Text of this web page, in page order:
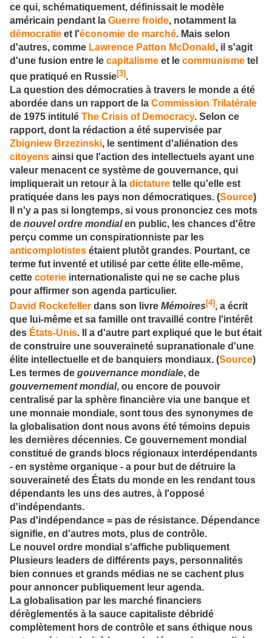
ce qui, schématiquement, définissait le modèle
américain pendant la Guerre froide, notamment la
démocratie et l'économie de marché. Mais selon
d'autres, comme Lawrence Patton McDonald , il s'agit
d'une fusion entre le capitalisme et le communisme tel
que pratiqué en Russie[3].
La question des démocraties à travers le monde a été
abordée dans un rapport de la Commission Trilatérale
de 1975 intitulé The Crisis of Democracy. Selon ce
rapport, dont la rédaction a été supervisée par
Zbigniew Brzezinski, le sentiment d'aliénation des
citoyens ainsi que l'action des intellectuels ayant une
valeur menacent ce système de gouvernance, qui
impliquerait un retour à la dictature telle qu'elle est
pratiquée dans les pays non démocratiques. (Source)
Il n'y a pas si longtemps, si vous prononciez ces mots
de nouvel ordre mondialen public, les chances d'être
perçu comme un conspirationniste par les
anticomplotistes étaient plutôt grandes. Pourtant, ce
terme fut inventé et utilisé par cette élite elle-même,
cette coterie internationaliste qui ne se cache plus
pour affirmer son agenda particulier.
David Rockefeller dans son livre Mémoires[4], a écrit
que lui-même et sa famille ont travaillé contre l'intérêt
des États-Unis. Il a d'autre part expliqué que le but était
de construire une souveraineté supranationale d'une
élite intellectuelle et de banquiers mondiaux. (Source)
Les termes de gouvernance mondiale, de
gouvernement mondial, ou encore de pouvoir
centralisé par la sphère financière via une banque et
une monnaie mondiale, sont tous des synonymes de
la globalisation dont nous avons été témoins depuis
les dernières décennies. Ce gouvernement mondial
constitué de grands blocs régionaux interdépendants
- en système organique - a pour but de détruire la
souveraineté des États du monde en les rendant tous
dépendants les uns des autres, à l'opposé
d'indépendants.
Pas d'indépendance = pas de résistance. Dépendance
signifie, en d'autres mots, plus de contrôle.
Le nouvel ordre mondial s'affiche publiquement
Plusieurs leaders de différents pays, personnalités
bien connues et grands médias ne se cachent plus
pour annoncer publiquement leur agenda.
La globalisation par les marché financiers
dérèglementés à la sauce capitaliste débridé
complètement hors de contrôle et sans éthique nous